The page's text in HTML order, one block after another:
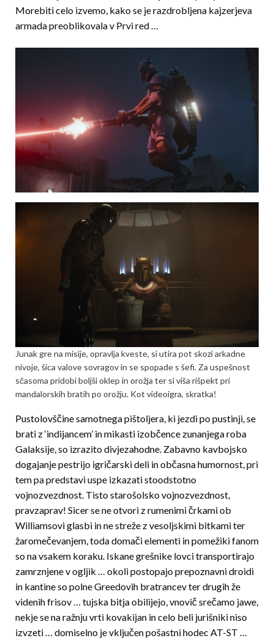
Morebiti celo izvemo, kako se je razdrobljena kajzerjeva
armada preoblikovala v Prvi red …
Junak gre na misije, opravlja kveste, si utira pot skozi arkadne
nivoje, šica valove sovragov in se spopade s šefi. Za uspešnost
sčasoma pridobi boljši oklep in orožja ter si viša rišpekt pri
mandalorskih bratih po orožju. Kot videoigra, skratka!
Pustolovščine samotnega pištoljera, ki jezdi po pustinji, se
brati z ‘indijancem’ in mikasti izobčence zunanjega roba
Galaksije, so izrazito divjezahodne. Zabavno kavbojsko
dogajanje pestrijo igričarski deli in občasna humornost, pri
tem pa predstavi uspe izkazati stoodstotno
vojnozvezdnost. Tisto starošolsko vojnozvezdnost,
pravzaprav! Sicer se ne otvori z rumenimi črkami ob
Williamsovi glasbi in ne streže z vesoljskimi bitkami ter
žaromečevanjem, toda domači elementi in pomežiki fanom
so na vsakem koraku. Iskane grešnike lovci transportirajo
zamrznjene v ogljik … okoli postopajo prepoznavni droidi
in kantine so polne Greedovih bratrancev ter drugih že
videnih frisov … tujska bitja obilijejo, vnovič srečamo jawe,
nekje se na ražnju vrti kovakijan in celo beli jurišniki niso
izvzeti … domiselno je vključen pošastni hodec AT-ST …